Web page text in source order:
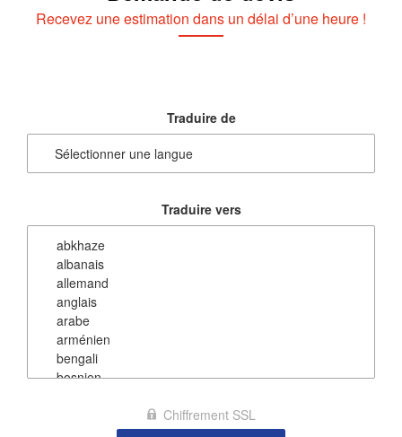
Recevez une estimation dans un délai d’une heure !
Traduire de
Traduire vers
Chiffrement SSL